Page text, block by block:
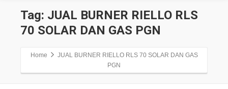
Tag: JUAL BURNER RIELLO RLS
70 SOLAR DAN GAS PGN
Home
JUAL BURNER RIELLO RLS 70 SOLAR DAN GAS
PGN